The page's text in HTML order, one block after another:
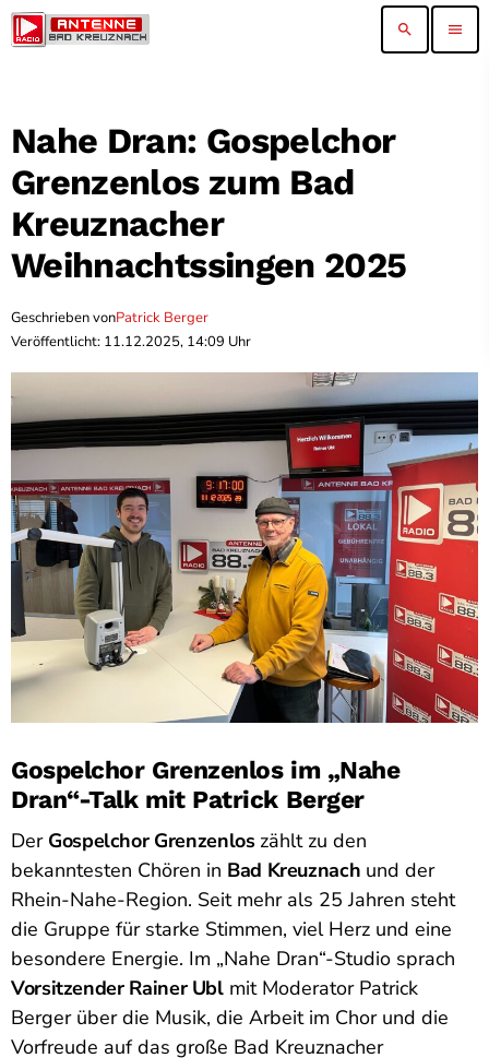
search menu
Nahe Dran: Gospelchor
Grenzenlos zum Bad
Kreuznacher
Weihnachtssingen 2025
Geschrieben vonPatrick Berger
Veröffentlicht: 11.12.2025, 14:09 Uhr
Gospelchor Grenzenlos im „Nahe
Dran“-Talk mit Patrick Berger
Der Gospelchor Grenzenloszählt zu den
bekanntesten Chören in Bad Kreuznach und der
Rhein-Nahe-Region. Seit mehr als 25 Jahren steht
die Gruppe für starke Stimmen, viel Herz und eine
besondere Energie. Im „Nahe Dran“-Studio sprach
Vorsitzender Rainer Ublmit Moderator Patrick
Berger über die Musik, die Arbeit im Chor und die
Vorfreude auf das große Bad Kreuznacher